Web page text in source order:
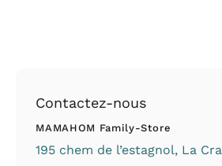
Contactez-nous
MAMAHOM Family-Store
195 chem de l’estagnol, La